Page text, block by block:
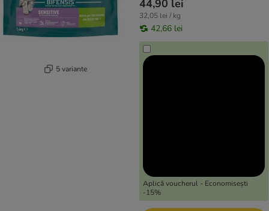
5 variante
44,90 lei
32,05 lei / kg
42,66 lei
Aplică voucherul - Economisești
-15%